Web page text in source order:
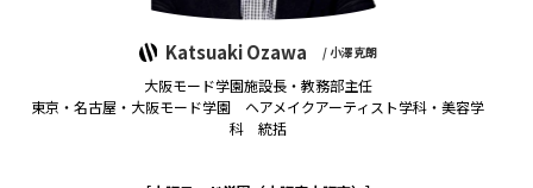
Katsuaki Ozawa / 小澤克朗
大阪モード学園施設長・教務部主任
東京・名古屋・大阪モード学園 ヘアメイクアーティスト学科・美容学
科 統括